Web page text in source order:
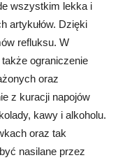
wszystkim lekka i
artykułów. Dzięki
refluksu. W
ograniczenie
oraz
z kuracji napojów
kawy i alkoholu.
oraz tak
nasilane przez